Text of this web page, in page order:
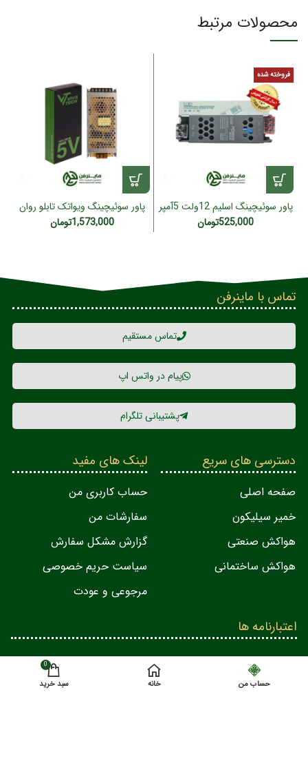
محصولات مرتبط
فروخته شده
پاور سوئیچینگ اسلیم 12ولت 5آمپر
525,000تومان
پاور سوئیچینگ ویواتک تابلو روان
گارانتی)
1,573,000تومان
تماس با ماینرفن
تماس مستقیم
پیام در واتس اپ
پشتیبانی تلگرام
دسترسی های سریع
صفحه اصلی
خمیر سیلیکون
هواکش صنعتی
هواکش ساختمانی
لینک های مفید
حساب کاربری من
سفارشات من
گزارش مشکل سفارش
سیاست حریم خصوصی
مرجوعی و عودت
اعتبارنامه ها
حساب من خانه
0
سبد خرید